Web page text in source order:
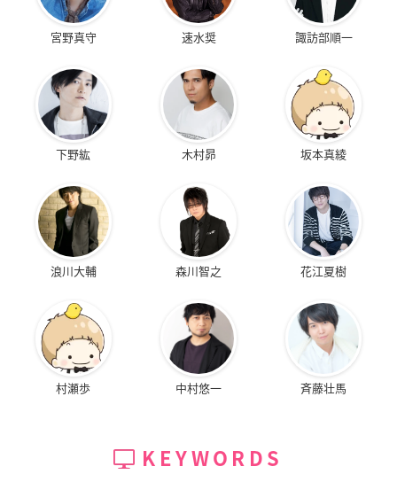
宮野真守 速水奨 諏訪部順一
下野紘 木村昴 坂本真綾
浪川大輔 森川智之 花江夏樹
村瀬歩 中村悠一 斉藤壮馬
KEYWORDS